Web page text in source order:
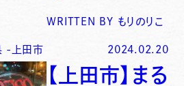
WRITTEN BY もりのりこ
- 上田市 2024.02.20
【上田市】まる